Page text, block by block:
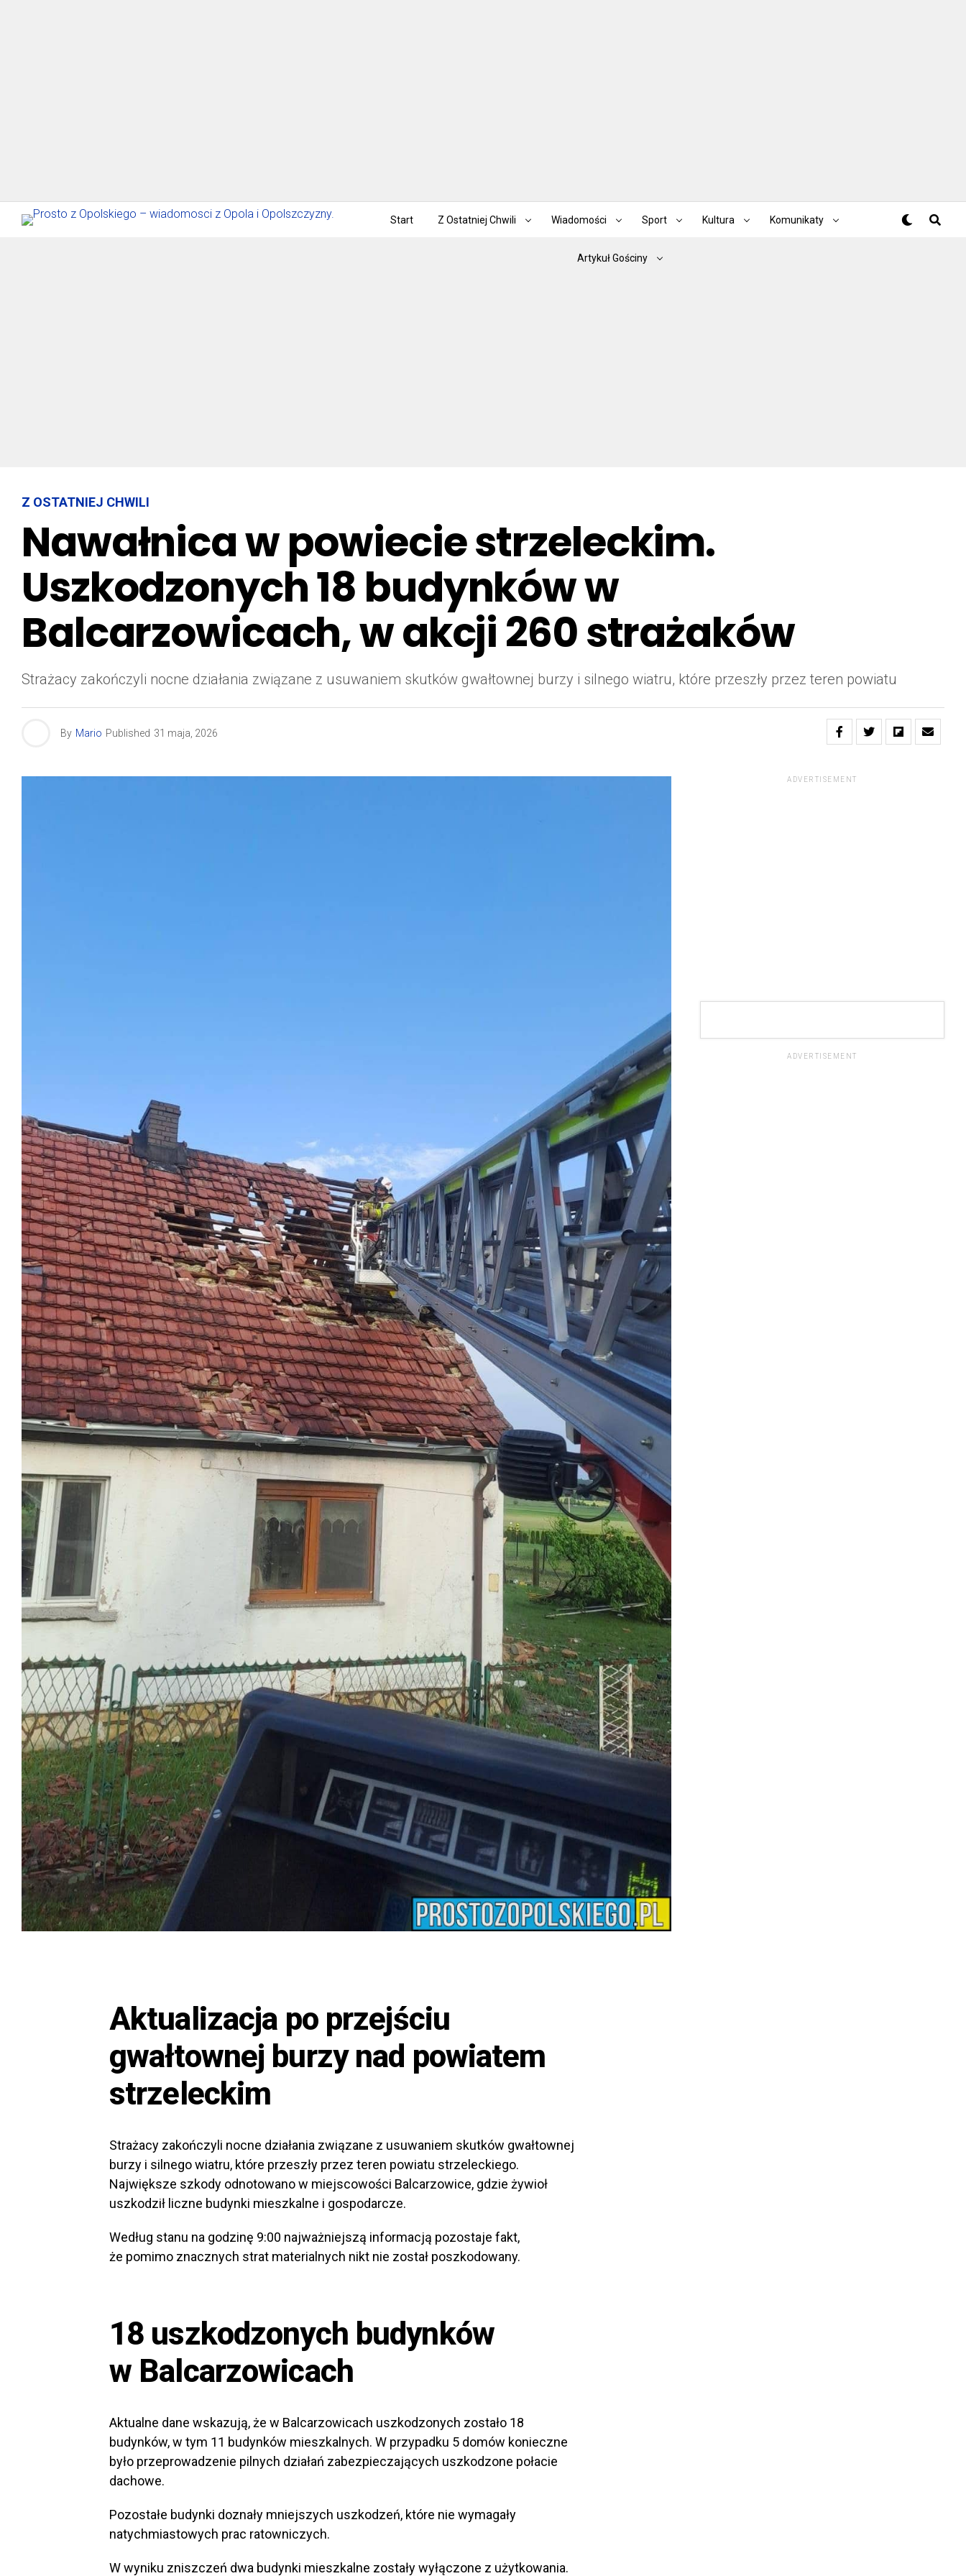
Start Z Ostatniej Chwili Wiadomości Sport Kultura Komunikaty
Artykuł Gościny
Z OSTATNIEJ CHWILI
Nawałnica w powiecie strzeleckim.
Uszkodzonych 18 budynków w
Balcarzowicach, w akcji 260 strażaków
Strażacy zakończyli nocne działania związane z usuwaniem skutków gwałtownej burzy i silnego wiatru, które przeszły przez teren powiatu
By Mario Published 31 maja, 2026
Aktualizacja po przejściu
gwałtownej burzy nad powiatem
strzeleckim
Strażacy zakończyli nocne działania związane z usuwaniem skutków gwałtownej
burzy i silnego wiatru, które przeszły przez teren powiatu strzeleckiego.
Największe szkody odnotowano w miejscowości Balcarzowice, gdzie żywioł
uszkodził liczne budynki mieszkalne i gospodarcze.
Według stanu na godzinę 9:00 najważniejszą informacją pozostaje fakt,
że pomimo znacznych strat materialnych nikt nie został poszkodowany.
18 uszkodzonych budynków
w Balcarzowicach
Aktualne dane wskazują, że w Balcarzowicach uszkodzonych zostało 18
budynków, w tym 11 budynków mieszkalnych. W przypadku 5 domów konieczne
było przeprowadzenie pilnych działań zabezpieczających uszkodzone połacie
dachowe.
Pozostałe budynki doznały mniejszych uszkodzeń, które nie wymagały
natychmiastowych prac ratowniczych.
W wyniku zniszczeń dwa budynki mieszkalne zostały wyłączone z użytkowania.
ADVERTISEMENT
ADVERTISEMENT